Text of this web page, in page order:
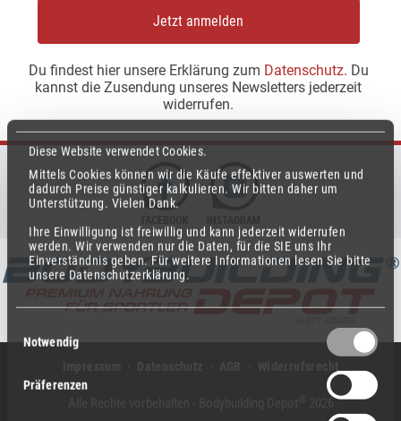
Diese Website verwendet Cookies.
Mittels Cookies können wir die Käufe effektiver auswerten und
dadurch Preise günstiger kalkulieren. Wir bitten daher um
Unterstützung. Vielen Dank.
Ihre Einwilligung ist freiwillig und kann jederzeit widerrufen
werden. Wir verwenden nur die Daten, für die SIE uns Ihr
Einverständnis geben. Für weitere Informationen lesen Sie bitte
unsere Datenschutzerklärung.
Notwendig
Präferenzen
Jetzt anmelden
Du findest hier unsere Erklärung zum Datenschutz. Du
kannst die Zusendung unseres Newsletters jederzeit
widerrufen.
2026